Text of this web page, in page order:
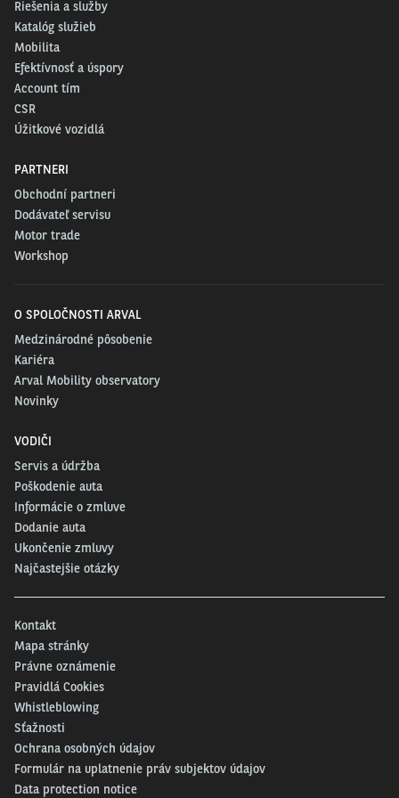
Riešenia a služby
Katalóg služieb
Mobilita
Efektívnosť a úspory
Account tím
CSR
Úžitkové vozidlá
PARTNERI
Obchodní partneri
Dodávateľ servisu
Motor trade
Workshop
O SPOLOČNOSTI ARVAL
Medzinárodné pôsobenie
Kariéra
Arval Mobility observatory
Novinky
VODIČI
Servis a údržba
Poškodenie auta
Informácie o zmluve
Dodanie auta
Ukončenie zmluvy
Najčastejšie otázky
Kontakt
Mapa stránky
Právne oznámenie
Pravidlá Cookies
Whistleblowing
Sťažnosti
Ochrana osobných údajov
Formulár na uplatnenie práv subjektov údajov
Data protection notice